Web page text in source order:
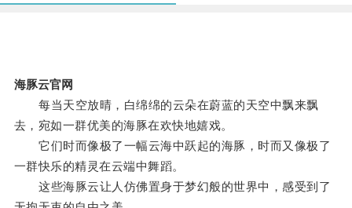
海豚云官网
每当天空放晴，白绵绵的云朵在蔚蓝的天空中飘来飘
去，宛如一群优美的海豚在欢快地嬉戏。
它们时而像极了一幅云海中跃起的海豚，时而又像极了
一群快乐的精灵在云端中舞蹈。
这些海豚云让人仿佛置身于梦幻般的世界中，感受到了